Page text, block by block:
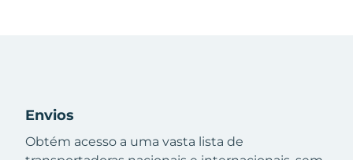
Envios
Obtém acesso a uma vasta lista de